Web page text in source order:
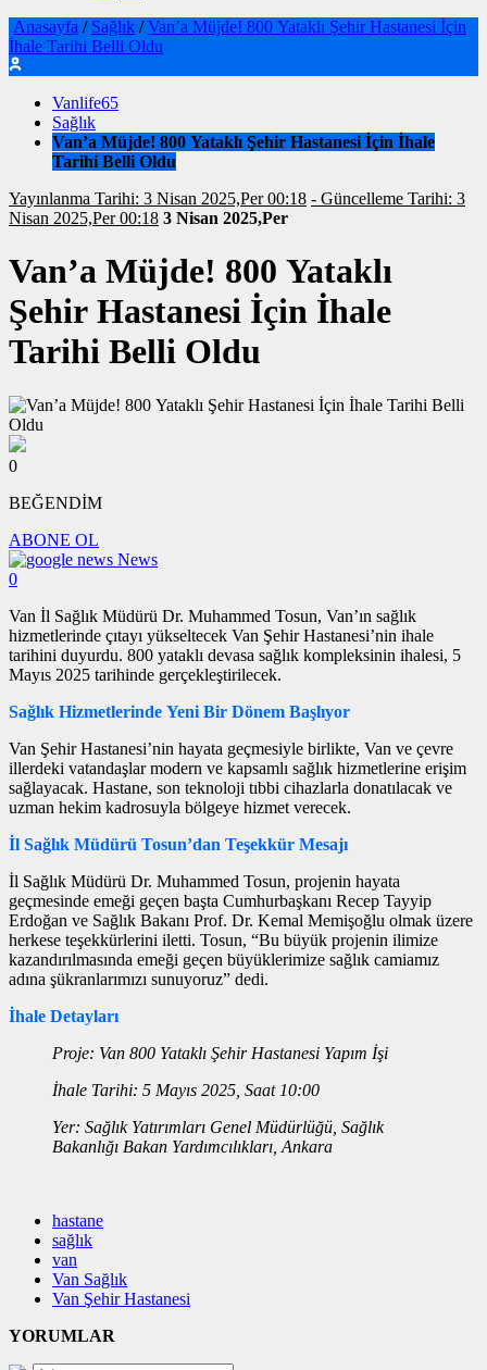
Anasayfa / Sağlık / Van’a Müjde! 800 Yataklı Şehir Hastanesi İçin
İhale Tarihi Belli Oldu
Vanlife65
Sağlık
Van’a Müjde! 800 Yataklı Şehir Hastanesi İçin İhale
Tarihi Belli Oldu
Yayınlanma Tarihi: 3 Nisan 2025,Per 00:18 - Güncelleme Tarihi: 3
Nisan 2025,Per 00:18 3 Nisan 2025,Per
Van’a Müjde! 800 Yataklı
Şehir Hastanesi İçin İhale
Tarihi Belli Oldu
0
BEĞENDİM
ABONE OL
News
0
Van İl Sağlık Müdürü Dr. Muhammed Tosun, Van’ın sağlık
hizmetlerinde çıtayı yükseltecek Van Şehir Hastanesi’nin ihale
tarihini duyurdu. 800 yataklı devasa sağlık kompleksinin ihalesi, 5
Mayıs 2025 tarihinde gerçekleştirilecek.
Sağlık Hizmetlerinde Yeni Bir Dönem Başlıyor
Van Şehir Hastanesi’nin hayata geçmesiyle birlikte, Van ve çevre
illerdeki vatandaşlar modern ve kapsamlı sağlık hizmetlerine erişim
sağlayacak. Hastane, son teknoloji tıbbi cihazlarla donatılacak ve
uzman hekim kadrosuyla bölgeye hizmet verecek.
İl Sağlık Müdürü Tosun’dan Teşekkür Mesajı
İl Sağlık Müdürü Dr. Muhammed Tosun, projenin hayata
geçmesinde emeği geçen başta Cumhurbaşkanı Recep Tayyip
Erdoğan ve Sağlık Bakanı Prof. Dr. Kemal Memişoğlu olmak üzere
herkese teşekkürlerini iletti. Tosun, “Bu büyük projenin ilimize
kazandırılmasında emeği geçen büyüklerimize sağlık camiamız
adına şükranlarımızı sunuyoruz” dedi.
İhale Detayları
Proje: Van 800 Yataklı Şehir Hastanesi Yapım İşi
İhale Tarihi: 5 Mayıs 2025, Saat 10:00
Yer: Sağlık Yatırımları Genel Müdürlüğü, Sağlık
Bakanlığı Bakan Yardımcılıkları, Ankara
hastane
sağlık
van
Van Sağlık
Van Şehir Hastanesi
YORUMLAR